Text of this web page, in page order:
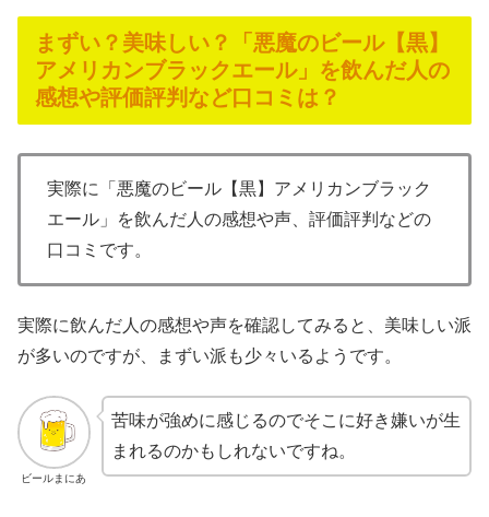
まずい？美味しい？「悪魔のビール【黒】
アメリカンブラックエール」を飲んだ人の
感想や評価評判など口コミは？
実際に「悪魔のビール【黒】アメリカンブラック
エール」を飲んだ人の感想や声、評価評判などの
口コミです。
実際に飲んだ人の感想や声を確認してみると、美味しい派
が多いのですが、まずい派も少々いるようです。
ビールまにあ
苦味が強めに感じるのでそこに好き嫌いが生
まれるのかもしれないですね。